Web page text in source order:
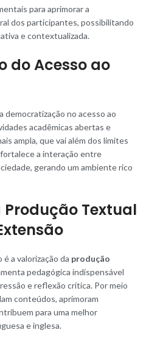
para aprimorar a
dos participantes, possibilitando
e contextualizada.
do Acesso ao
democratização no acesso ao
acadêmicas abertas e
ampla, que vai além dos limites
a interação entre
gerando um ambiente rico
Textual
a valorização da produção
pedagógica indispensável
e reflexão crítica. Por meio
conteúdos, aprimoram
para uma melhor
e inglesa.